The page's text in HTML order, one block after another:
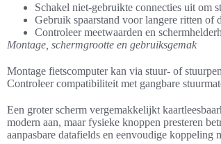
Schakel niet-gebruikte connecties uit om
Gebruik spaarstand voor langere ritten of
Controleer meetwaarden en
Montage, schermgrootte en gebruiksgemak
Montage fietscomputer kan via stuur- of
Controleer compatibiliteit met gangbare
Een groter scherm vergemakkelijkt
modern aan, maar fysieke knoppen presteren
aanpasbare datafields en eenvoudige koppeling